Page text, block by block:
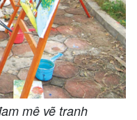
mê vẽ tranh